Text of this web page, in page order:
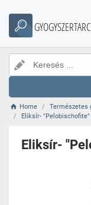
Home
Természetes
Eliksír-
Eliksír-